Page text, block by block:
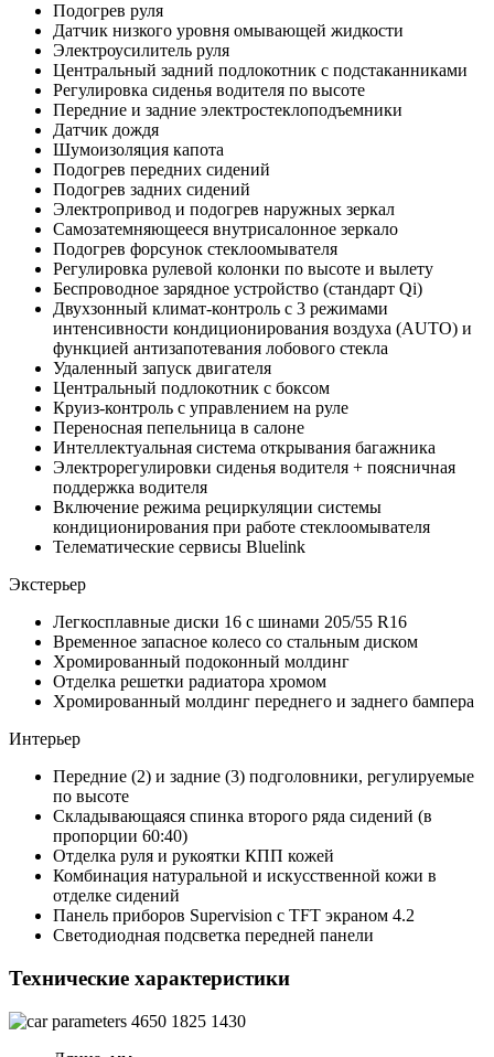
Подогрев руля
Датчик низкого уровня омывающей жидкости
Электроусилитель руля
Центральный задний подлокотник с подстаканниками
Регулировка сиденья водителя по высоте
Передние и задние электростеклоподъемники
Датчик дождя
Шумоизоляция капота
Подогрев передних сидений
Подогрев задних сидений
Электропривод и подогрев наружных зеркал
Самозатемняющееся внутрисалонное зеркало
Подогрев форсунок стеклоомывателя
Регулировка рулевой колонки по высоте и вылету
Беспроводное зарядное устройство (стандарт Qi)
Двухзонный климат-контроль с 3 режимами
интенсивности кондиционирования воздуха (AUTO) и
функцией антизапотевания лобового стекла
Удаленный запуск двигателя
Центральный подлокотник с боксом
Круиз-контроль с управлением на руле
Переносная пепельница в салоне
Интеллектуальная система открывания багажника
Электрорегулировки сиденья водителя + поясничная
поддержка водителя
Включение режима рециркуляции системы
кондиционирования при работе стеклоомывателя
Телематические сервисы Bluelink
Экстерьер
Легкосплавные диски 16 с шинами 205/55 R16
Временное запасное колесо со стальным диском
Хромированный подоконный молдинг
Отделка решетки радиатора хромом
Хромированный молдинг переднего и заднего бампера
Интерьер
Передние (2) и задние (3) подголовники, регулируемые
по высоте
Складывающаяся спинка второго ряда сидений (в
пропорции 60:40)
Отделка руля и рукоятки КПП кожей
Комбинация натуральной и искусственной кожи в
отделке сидений
Панель приборов Supervision с TFT экраном 4.2
Светодиодная подсветка передней панели
Технические характеристики
4650 1825 1430